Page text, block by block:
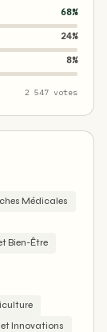
68%
24%
8%
2 547 votes
Médicales
Bien-Être
Innovations